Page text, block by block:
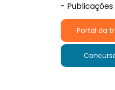
- Publicações
Portal da